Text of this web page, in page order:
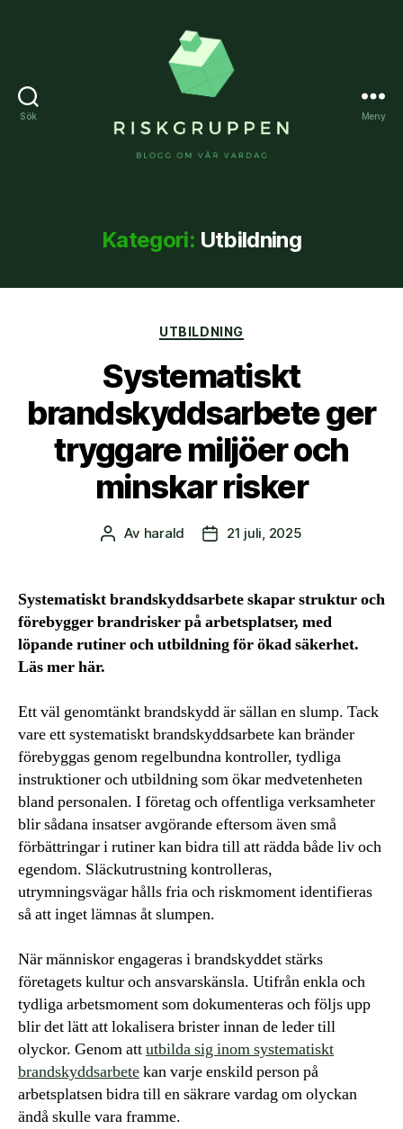
Sök Meny
Kategori: Utbildning
Kategorier
UTBILDNING
Systematiskt
brandskyddsarbete ger
tryggare miljöer och
minskar risker
Inläggsförfattare
Av harald Inläggsdatum
21 juli, 2025
Systematiskt brandskyddsarbete skapar struktur och
förebygger brandrisker på arbetsplatser, med
löpande rutiner och utbildning för ökad säkerhet.
Läs mer här.
Ett väl genomtänkt brandskydd är sällan en slump. Tack
vare ett systematiskt brandskyddsarbete kan bränder
förebyggas genom regelbundna kontroller, tydliga
instruktioner och utbildning som ökar medvetenheten
bland personalen. I företag och offentliga verksamheter
blir sådana insatser avgörande eftersom även små
förbättringar i rutiner kan bidra till att rädda både liv och
egendom. Släckutrustning kontrolleras,
utrymningsvägar hålls fria och riskmoment identifieras
så att inget lämnas åt slumpen.
När människor engageras i brandskyddet stärks
företagets kultur och ansvarskänsla. Utifrån enkla och
tydliga arbetsmoment som dokumenteras och följs upp
blir det lätt att lokalisera brister innan de leder till
olyckor. Genom attutbilda sig inom systematiskt
brandskyddsarbetekan varje enskild person på
arbetsplatsen bidra till en säkrare vardag om olyckan
ändå skulle vara framme.